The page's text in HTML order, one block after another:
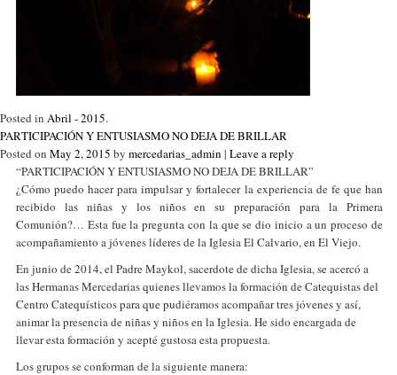
Posted in Abril - 2015.
PARTICIPACIÓN Y ENTUSIASMO NO DEJA DE BRILLAR
Posted on May 2, 2015 by mercedarias_admin | Leave a reply
“PARTICIPACIÓN Y ENTUSIASMO NO DEJA DE BRILLAR”
¿Cómo puedo hacer para impulsar y fortalecer la experiencia de fe que han
recibido las niñas y los niños en su preparación para la Primera
Comunión?… Esta fue la pregunta con la que se dio inicio a un proceso de
acompañamiento a jóvenes líderes de la Iglesia El Calvario, en El Viejo.
En junio de 2014, el Padre Maykol, sacerdote de dicha Iglesia, se acercó a
las Hermanas Mercedarias quienes llevamos la formación de Catequistas del
Centro Catequísticos para que pudiéramos acompañar tres jóvenes y así,
animar la presencia de niñas y niños en la Iglesia. He sido encargada de
llevar esta formación y acepté gustosa esta propuesta.
Los grupos se conforman de la siguiente manera: